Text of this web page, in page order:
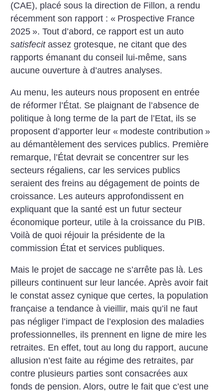
(CAE), placé sous la direction de Fillon, a rendu
récemment son rapport : « Prospective France
2025 ». Tout d’abord, ce rapport est un auto
satisfecitassez grotesque, ne citant que des
rapports émanant du conseil lui-même, sans
aucune ouverture à d’autres analyses.
Au menu, les auteurs nous proposent en entrée
de réformer l’État. Se plaignant de l’absence de
politique à long terme de la part de l’Etat, ils se
proposent d’apporter leur « modeste contribution »
au démantèlement des services publics. Première
remarque, l’État devrait se concentrer sur les
secteurs régaliens, car les services publics
seraient des freins au dégagement de points de
croissance. Les auteurs approfondissent en
expliquant que la santé est un futur secteur
économique porteur, utile à la croissance du PIB.
Voilà de quoi réjouir la présidente de la
commission État et services publiques.
Mais le projet de saccage ne s’arrête pas là. Les
pilleurs continuent sur leur lancée. Après avoir fait
le constat assez cynique que certes, la population
française a tendance à vieillir, mais qu’il ne faut
pas négliger l’impact de l’explosion des maladies
professionnelles, ils prennent en ligne de mire les
retraites. En effet, tout au long du rapport, aucune
allusion n’est faite au régime des retraites, par
contre plusieurs parties sont consacrées aux
fonds de pension. Alors, outre le fait que c’est une